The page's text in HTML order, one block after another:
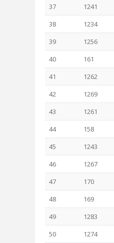
37
1241
38
1234
39
1256
40
161
41
1262
42
1269
43
1261
44
158
45
1243
46
1267
47
170
48
169
49
1283
50
1274